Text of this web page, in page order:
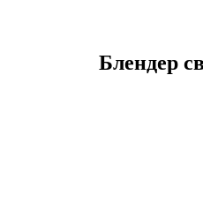
Блендер